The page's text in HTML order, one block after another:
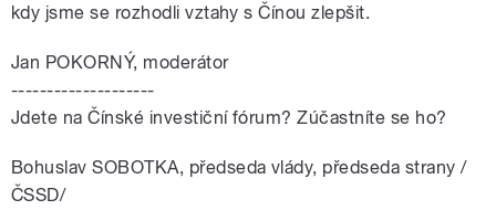
kdy jsme se rozhodli vztahy s Čínou zlepšit.
Jan POKORNÝ, moderátor
--------------------
Jdete na Čínské investiční fórum? Zúčastníte se ho?
Bohuslav SOBOTKA, předseda vlády, předseda strany /
ČSSD/